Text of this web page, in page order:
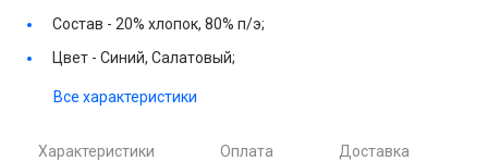
Состав - 20% хлопок, 80% п/э;
Цвет - Синий, Салатовый;
Все характеристики
Характеристики Оплата Доставка